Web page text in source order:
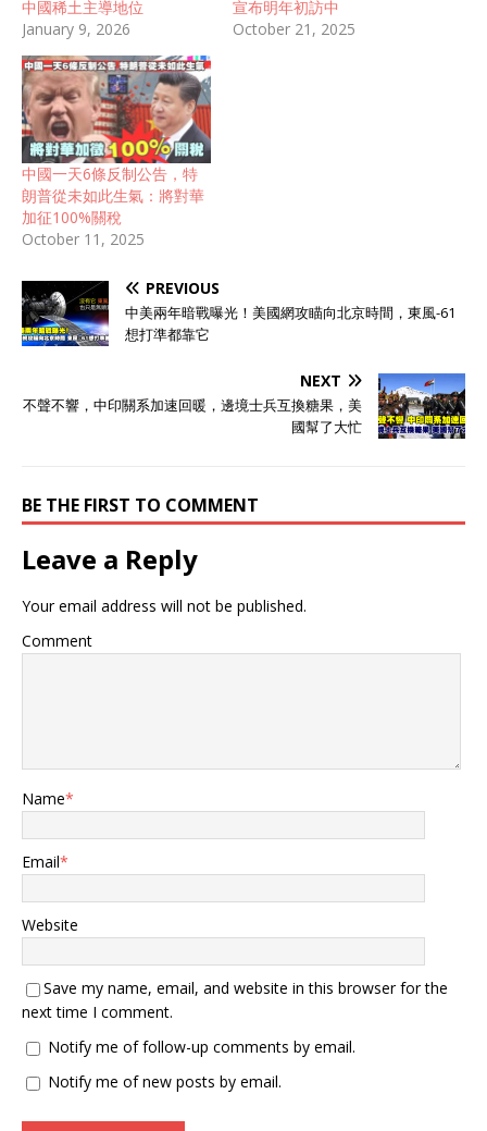
中國稀土主導地位
January 9, 2026
宣布明年初訪中
October 21, 2025
中國一天6條反制公告，特
朗普從未如此生氣：將對華
加征100%關稅
October 11, 2025
PREVIOUS
中美兩年暗戰曝光！美國網攻瞄向北京時間，東風-61
想打準都靠它
NEXT
不聲不響，中印關系加速回暖，邊境士兵互換糖果，美
國幫了大忙
BE THE FIRST TO COMMENT
Leave a Reply
Your email address will not be published.
Comment
Name*
Email*
Website
Save my name, email, and website in this browser for the
next time I comment.
Notify me of follow-up comments by email.
Notify me of new posts by email.